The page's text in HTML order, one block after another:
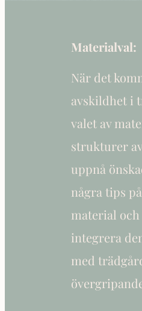
Materialval:
När det
avskildhet i
valet av
strukturer
uppnå
några tips
material
integrera
med